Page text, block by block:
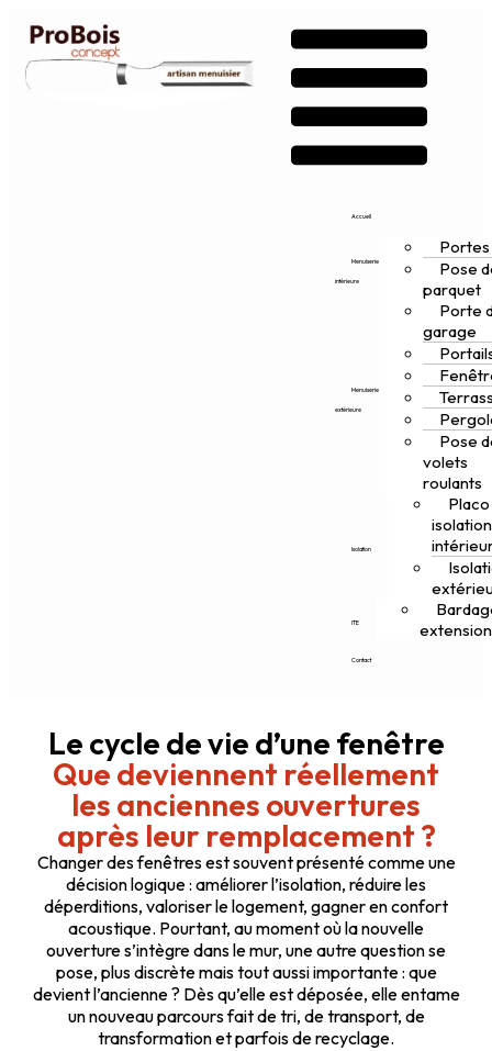
Accueil
Menuiserie
intérieure
Portes
Pose
parquet
Menuiserie
extérieure
Porte
garage
Pose
volets
roulants
Isolation
isolation
ITE
extension
Contact
Le cycle de vie d’une fenêtre
Que deviennent réellement
les anciennes ouvertures
après leur remplacement ?
Changer des fenêtres est souvent présenté comme une
décision logique : améliorer l’isolation, réduire les
déperditions, valoriser le logement, gagner en confort
acoustique. Pourtant, au moment où la nouvelle
ouverture s’intègre dans le mur, une autre question se
pose, plus discrète mais tout aussi importante : que
devient l’ancienne ? Dès qu’elle est déposée, elle entame
un nouveau parcours fait de tri, de transport, de
transformation et parfois de recyclage.